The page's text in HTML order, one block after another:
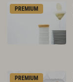
PREMIUM
PREMIUM